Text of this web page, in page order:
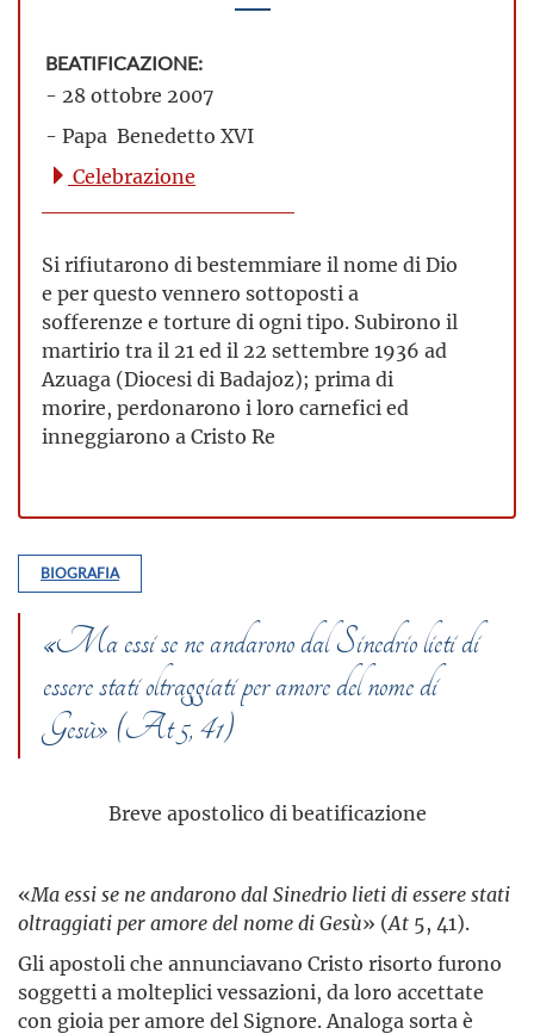
BEATIFICAZIONE:
- 28 ottobre 2007
- Papa Benedetto XVI
Celebrazione
Si rifiutarono di bestemmiare il nome di Dio
e per questo vennero sottoposti a
sofferenze e torture di ogni tipo. Subirono il
martirio tra il 21 ed il 22 settembre 1936 ad
Azuaga (Diocesi di Badajoz); prima di
morire, perdonarono i loro carnefici ed
inneggiarono a Cristo Re
BIOGRAFIA
«Ma essi se ne andarono dal Sinedrio lieti di
essere stati oltraggiati per amore del nome di
Gesù» (At 5, 41)
Breve apostolico di beatificazione
«Ma essi se ne andarono dal Sinedrio lieti di essere stati
oltraggiati per amore del nome di Gesù» (At 5, 41).
Gli apostoli che annunciavano Cristo risorto furono
soggetti a molteplici vessazioni, da loro accettate
con gioia per amore del Signore. Analoga sorta è